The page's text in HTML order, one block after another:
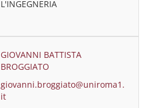
L'INGEGNERIA
GIOVANNI BATTISTA
BROGGIATO
giovanni.broggiato@uniroma1.
it